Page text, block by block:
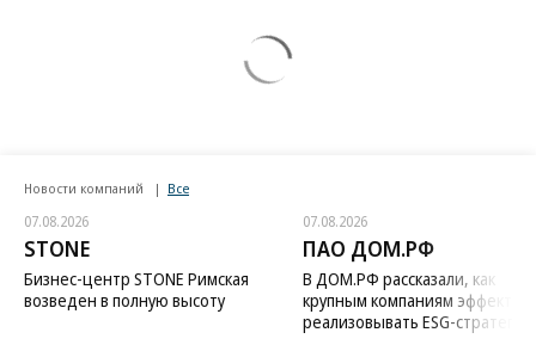
Новости компаний Все
07.08.2026
STONE
Бизнес-центр STONE Римская
возведен в полную высоту
07.08.2026
ПАО ДОМ.РФ
В ДОМ.РФ рассказали, как
крупным компаниям
реализовывать ESG-стратегию